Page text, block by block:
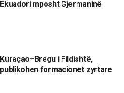
Ekuadori mposht Gjermaninë
Kuraçao–Bregu i Fildishtë,
publikohen formacionet zyrtare